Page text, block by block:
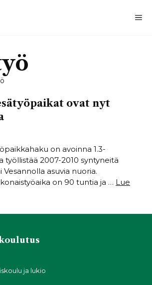
ovat nyt
on avoinna 1.3-
työllistää 2007-2010 syntyneitä
Vesannolla asuvia nuoria.
on 90 tuntia ja … Lue
ja lukio